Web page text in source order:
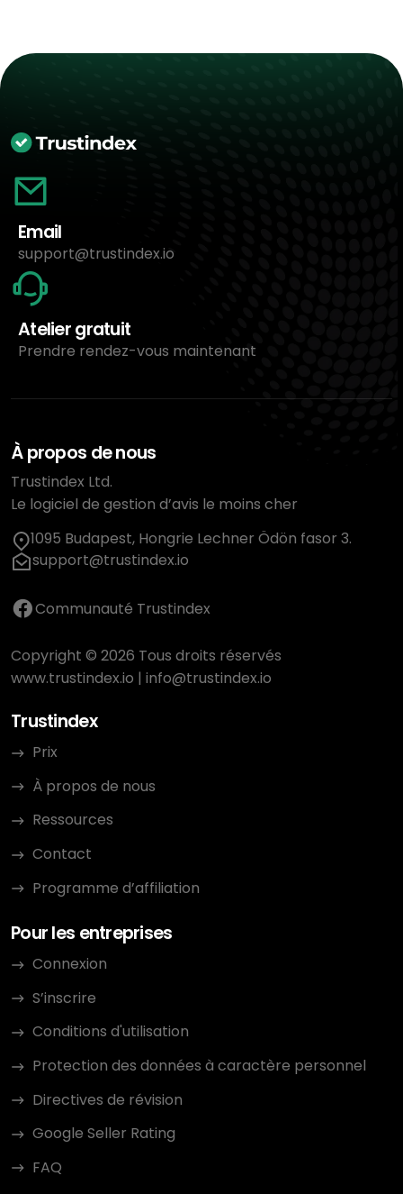
Email
support@trustindex.io
Atelier gratuit
Prendre rendez-vous maintenant
À propos de nous
Trustindex Ltd.
Le logiciel de gestion d’avis le moins cher
1095 Budapest, Hongrie Lechner Ödön fasor 3.
support@trustindex.io
Communauté Trustindex
Copyright © 2026 Tous droits réservés
www.trustindex.io | info@trustindex.io
Trustindex
Prix
À propos de nous
Ressources
Contact
Programme d’affiliation
Pour les entreprises
Connexion
S’inscrire
Conditions d'utilisation
Protection des données à caractère personnel
Directives de révision
Google Seller Rating
FAQ